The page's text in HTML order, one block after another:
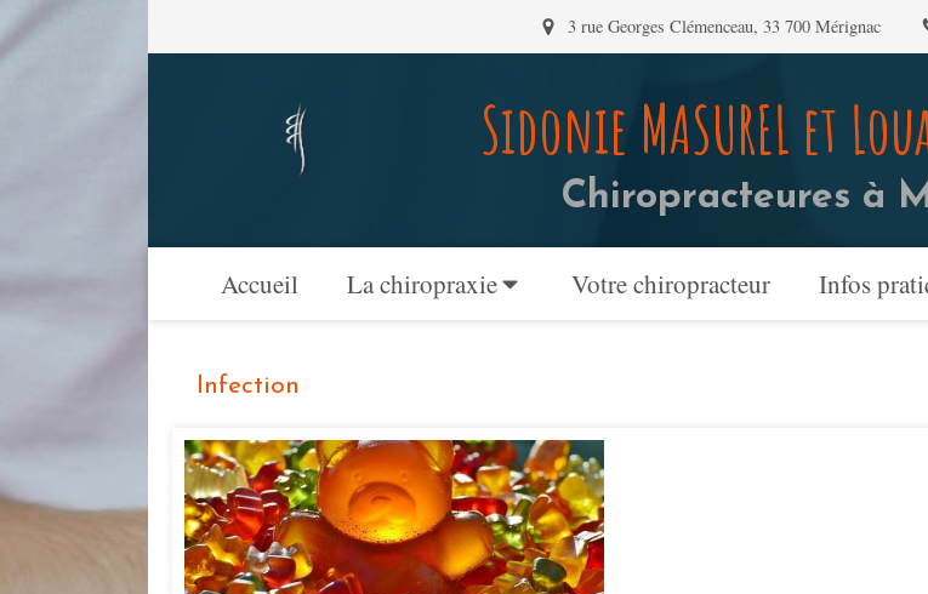
3 rue Georges Clémenceau, 33 700 Mérignac
Sidonie MASUREL et
Chiropracteures à
Accueil La chiropraxie Votre chiropracteur Infos
Infection